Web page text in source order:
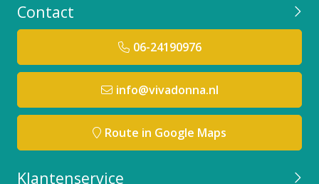
Contact
06-24190976
info@vivadonna.nl
Route in Google Maps
Klantenservice